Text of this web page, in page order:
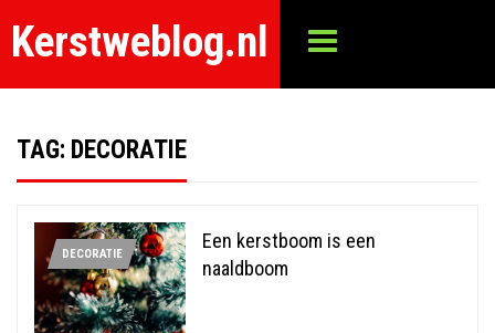
Kerstweblog.nl
TAG: DECORATIE
DECORATIE
Een kerstboom is een
naaldboom